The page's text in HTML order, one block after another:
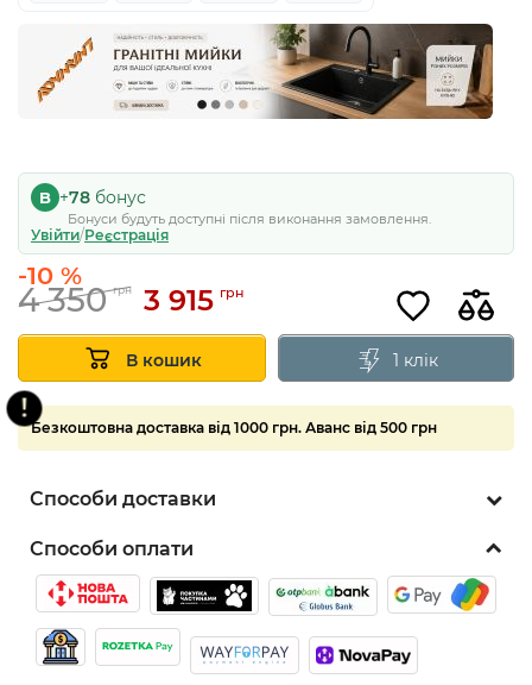
5
B +78 бонус
Бонуси будуть доступні після виконання замовлення.
Увійти/Реєстрація
4 350 грн 3 915 грн
-10 %
В кошик 1 клік
Безкоштовна доставка від 1000 грн. Аванс від 500 грн
Способи доставки
Способи оплати